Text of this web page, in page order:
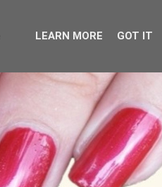
LEARN MORE GOT IT